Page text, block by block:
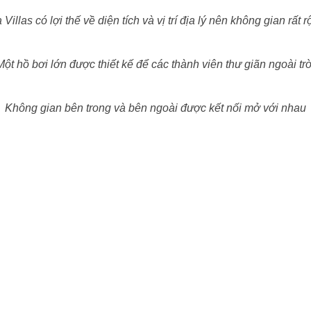
Villas có lợi thế về diện tích và vị trí địa lý nên không gian rất
hồ bơi lớn được thiết kế để các thành viên thư giãn ngoài
Không gian bên trong và bên ngoài được kết nối mở với nhau